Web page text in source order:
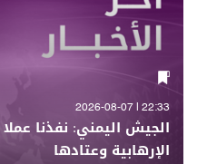
22:33 | 2026-08-07
الجيش اليمني: نفذنا
الإرهابية وعتادها